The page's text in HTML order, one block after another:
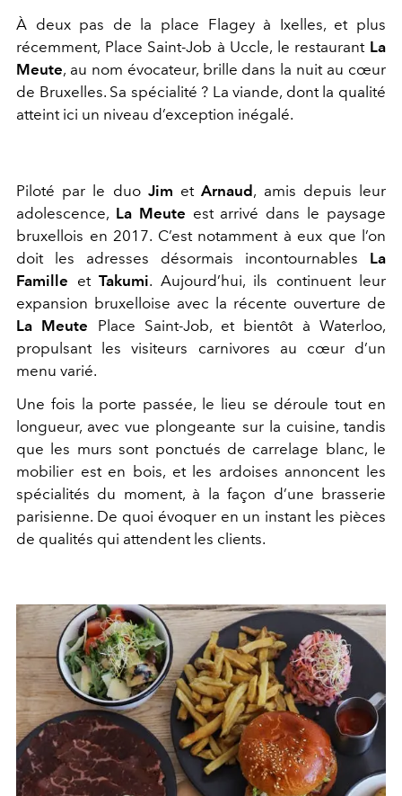
À deux pas de la place Flagey à Ixelles, et plus
récemment, Place Saint-Job à Uccle, le restaurant La
Meute, au nom évocateur, brille dans la nuit au cœur
de Bruxelles. Sa spécialité ? La viande, dont la qualité
atteint ici un niveau d’exception inégalé.
Piloté par le duo Jim etArnaud , amis depuis leur
adolescence, La Meute est arrivé dans le paysage
bruxellois en 2017. C’est notamment à eux que l’on
doit les adresses désormais incontournables La
Famille et Takumi. Aujourd’hui, ils continuent leur
expansion bruxelloise avec la récente ouverture de
La Meute Place Saint-Job, et bientôt à Waterloo,
propulsant les visiteurs carnivores au cœur d’un
menu varié.
Une fois la porte passée, le lieu se déroule tout en
longueur, avec vue plongeante sur la cuisine, tandis
que les murs sont ponctués de carrelage blanc, le
mobilier est en bois, et les ardoises annoncent les
spécialités du moment, à la façon d’une brasserie
parisienne. De quoi évoquer en un instant les pièces
de qualités qui attendent les clients.